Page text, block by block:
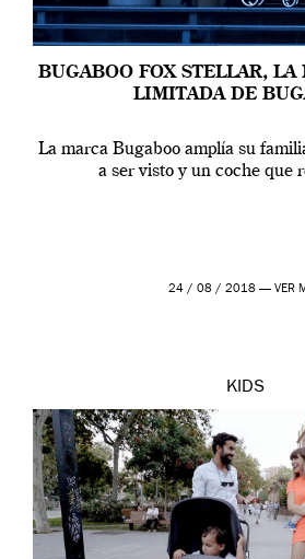
BUGABOO FOX STELLAR, LA
LIMITADA DE
La marca Bugaboo amplía su
a ser visto y un coche que
24 / 08 / 2018 — VER
KIDS